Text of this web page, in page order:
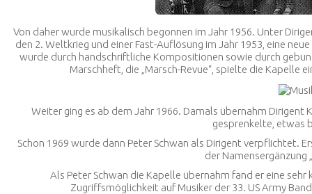
Von daher wurde musikalisch begonnen im Jahr 1956. Unter
den 2. Weltkrieg und einer Fast-Auflösung im Jahr 1953, eine
wurde durch handschriftliche Kompositionen sowie durch
Marschheft, die „Marsch-Revue“, spielte die Kapelle
Weiter ging es ab dem Jahr 1966. Damals übernahm
gesprenkelte, etwas
Schon 1969 wurde dann Peter Schwan als Dirigent verpflichtet.
der Namensergänzung
Als Peter Schwan die Kapelle übernahm fand er eine
Zugriffsmöglichkeit auf Musiker der 33. US Army